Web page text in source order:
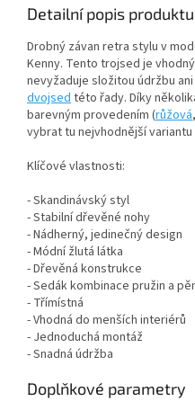
Detailní popis produktu
Drobný závan retra stylu v
Kenny. Tento trojsed je
nevyžaduje složitou údržbu
dvojsedtéto řady. Díky
barevným provedením (růžová,
vybrat tu nejvhodnější variantu
Klíčové vlastnosti:
- Skandinávský styl
- Stabilní dřevěné nohy
- Nádherný, jedinečný design
-Módní žlutá látka
- Dřevěná konstrukce
- Sedák kombinace pružin a
- Třímístná
- Vhodná do menších interiérů
- Jednoduchá montáž
- Snadná údržba
Doplňkové parametry